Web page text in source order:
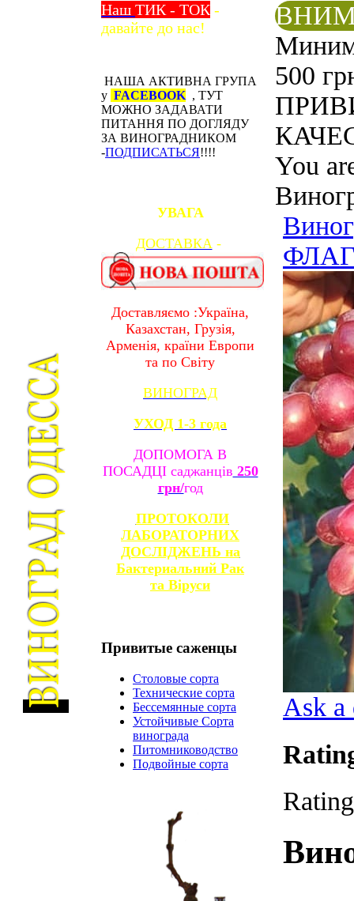
Наш ТИК - ТОК -
давайте до нас!
НАША АКТИВНА ГРУПА
у FACEBOOK, ТУТ
МОЖНО ЗАДАВАТИ
ПИТАННЯ ПО ДОГЛЯДУ
ЗА ВИНОГРАДНИКОМ
-ПОДПИСАТЬСЯ!!!!
УВАГА
ДОСТАВКА-
Доставляємо :Україна,
Казахстан, Грузія,
Арменія, країни Европи
та по Світу
ВИНОГРАД
УХОД 1-3 года
ДОПОМОГА В
ПОСАДЦІ саджанців 250
грн/год
ПРОТОКОЛИ
ЛАБОРАТОРНИХ
ДОСЛІДЖЕНЬ на
Бактериальний Рак
та Віруси
Привитые саженцы
Столовые сорта
Технические сорта
Бессемянные сорта
Устойчивые Сорта
винограда
Питомниководство
Подвойные сорта
500
You
Ask a